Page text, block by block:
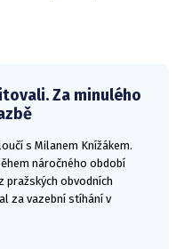
Za minulého
s Milanem Knížákem.
náročného období
pražských obvodních
za vazební stíhání v